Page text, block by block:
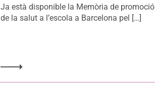
Ja està disponible la Memòria de promoció
de la salut a l’escola a Barcelona pel […]